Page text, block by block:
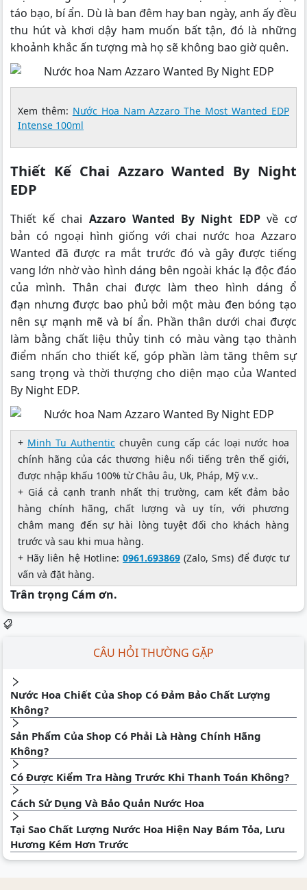
táo bạo, bí ẩn. Dù là ban đêm hay ban ngày, anh ấy đều
thu hút và khơi dậy ham muốn bất tận, đó là những
khoảnh khắc ấn tượng mà họ sẽ không bao giờ quên.
Xem thêm: Nước Hoa Nam Azzaro The Most Wanted EDP
Intense 100ml
Thiết Kế Chai Azzaro Wanted By Night
EDP
Thiết kế chai Azzaro Wanted By Night EDPvề cơ
bản có ngoại hình giống với chai nước hoa Azzaro
Wanted đã được ra mắt trước đó và gây được tiếng
vang lớn nhờ vào hình dáng bên ngoài khác lạ độc đáo
của mình. Thân chai được làm theo hình dáng ổ
đạn nhưng được bao phủ bởi một màu đen bóng tạo
nên sự mạnh mẽ và bí ẩn. Phần thân dưới chai được
làm bằng chất liệu thủy tinh có màu vàng tạo thành
điểm nhấn cho thiết kế, góp phần làm tăng thêm sự
sang trọng và thời thượng cho diện mạo của Wanted
By Night EDP.
+ Minh Tu Authentic chuyên cung cấp các loại nước hoa
chính hãng của các thương hiệu nổi tiếng trên thế giới,
được nhập khấu 100% từ Châu âu, Uk, Pháp, Mỹ v.v..
+ Giá cả cạnh tranh nhất thị trường, cam kết đảm bảo
hàng chính hãng, chất lượng và uy tín, với phương
châm mang đến sự hài lòng tuyệt đối cho khách hàng
trước và sau khi mua hàng.
+ Hãy liên hệ Hotline: 0961.693869 (Zalo, Sms) để được tư
vấn và đặt hàng.
Trân trọng Cám ơn.
CÂU HỎI THƯỜNG GẶP
Nước Hoa Chiết Của Shop Có Đảm Bảo Chất Lượng
Không?
Sản Phẩm Của Shop Có Phải Là Hàng Chính Hãng
Không?
Có Được Kiểm Tra Hàng Trước Khi Thanh Toán Không?
Cách Sử Dụng Và Bảo Quản Nước Hoa
Tại Sao Chất Lượng Nước Hoa Hiện Nay Bám Tỏa, Lưu
Hương Kém Hơn Trước